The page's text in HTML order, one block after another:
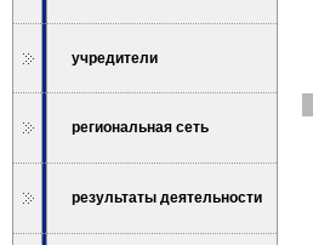
учредители
региональная сеть
результаты деятельности